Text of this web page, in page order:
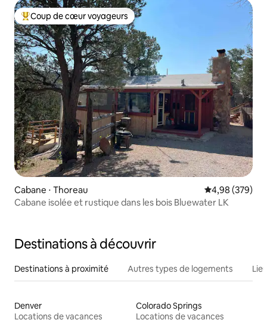
Coups de cœur voyageurs les plus appréciés
Coup de cœur voyageurs
Cabane ⋅ Thoreau Évaluation
4,98 (379)
Cabane isolée et rustique dans les bois Bluewater LK
Destinations à découvrir
Destinations à proximité Autres types de logements
Denver
Locations de vacances
Colorado Springs
Locations de vacances